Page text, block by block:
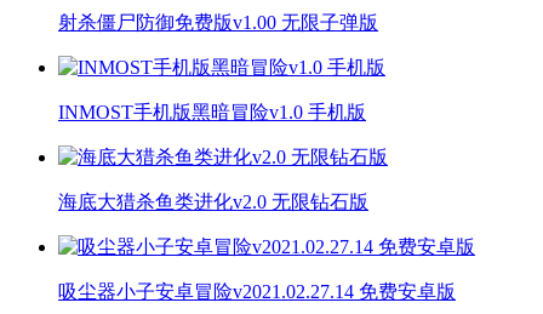
射杀僵尸防御免费版v1.00 无限子弹版
INMOST手机版黑暗冒险v1.0 手机版
海底大猎杀鱼类进化v2.0 无限钻石版
吸尘器小子安卓冒险v2021.02.27.14 免费安卓版